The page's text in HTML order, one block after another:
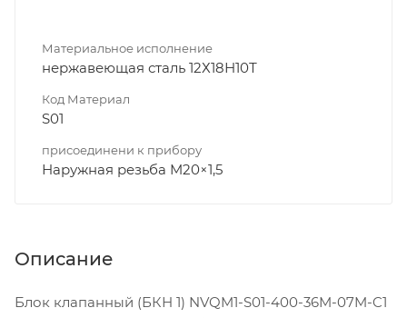
Материальное исполнение
нержавеющая сталь 12Х18Н10Т
Код Материал
S01
присоединени к прибору
Наружная резьба M20×1,5
Описание
Блок клапанный (БКН 1) NVQM1-S01-400-36M-07M-C1